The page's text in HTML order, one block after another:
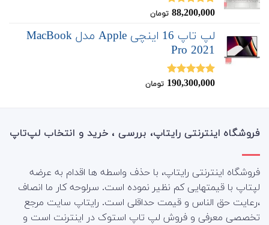
نمره5.00
88,200,000 تومان
لپ تاپ 16 اینچی Apple مدل MacBook
Pro 2021
نمره5.00
190,300,000 تومان
فروشگاه اینترنتی رایتاپ، بررسی ، خرید و انتخاب لپ‌تاپ
فروشگاه اینترنتی رایتاپ، با حذف واسطه ها اقدام به عرضه
لپتاپ با قیمتهایی کم نظیر نموده است. سرلوحه کار ما انصاف
،رعایت حق الناس و قیمت حداقلی است. رایتاپ سایت مرجع
تخصصی معرفی و فروش لپ تاپ استوک در اینترنت است و